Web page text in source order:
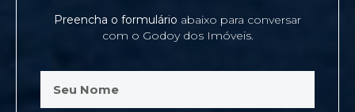
Preencha o formulário abaixo para conversar
com o Godoy dos Imóveis.